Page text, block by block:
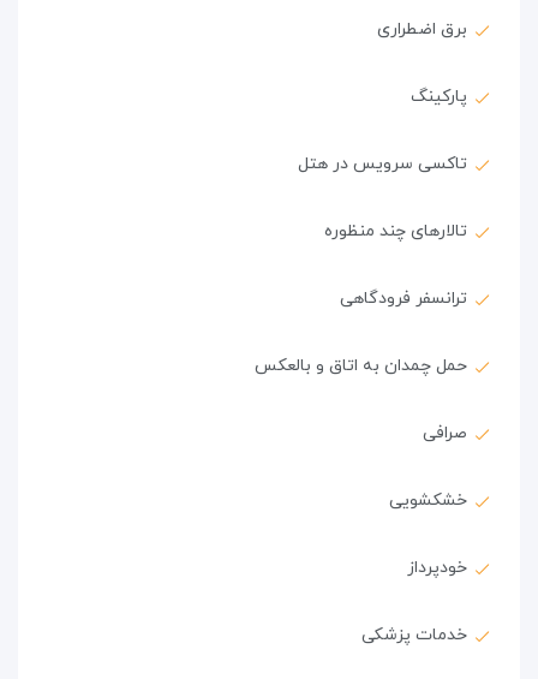
برق اضطراری
پارکینگ
تاکسی سرویس در هتل
تالارهای چند منظوره
ترانسفر فرودگاهی
حمل چمدان به اتاق و بالعکس
صرافی
خشکشویی
خودپرداز
خدمات پزشکی